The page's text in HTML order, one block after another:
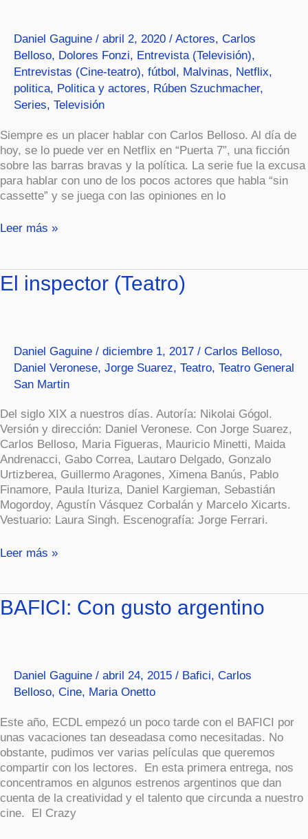
Daniel Gaguine / abril 2, 2020 / Actores, Carlos
Belloso, Dolores Fonzi, Entrevista (Televisión),
Entrevistas (Cine-teatro), fútbol , Malvinas, Netflix,
politica, Politica y actores, Rúben Szuchmacher,
Series, Televisión
Siempre es un placer hablar con Carlos Belloso. Al día de
hoy, se lo puede ver en Netflix en “Puerta 7”, una ficción
sobre las barras bravas y la política. La serie fue la excusa
para hablar con uno de los pocos actores que habla “sin
cassette” y se juega con las opiniones en lo
malos”
Leer más »
El inspector (Teatro)
Daniel Gaguine / diciembre 1, 2017 / Carlos Belloso,
Daniel Veronese, Jorge Suarez, Teatro, Teatro General
San Martin
Del siglo XIX a nuestros días. Autoría: Nikolai Gógol.
Versión y dirección: Daniel Veronese. Con Jorge Suarez,
Carlos Belloso, Maria Figueras, Mauricio Minetti, Maida
Andrenacci, Gabo Correa, Lautaro Delgado, Gonzalo
Urtizberea, Guillermo Aragones, Ximena Banús, Pablo
Finamore, Paula Ituriza, Daniel Kargieman, Sebastián
Mogordoy, Agustín Vásquez Corbalán y Marcelo Xicarts.
Vestuario: Laura Singh. Escenografía: Jorge Ferrari.
El
inspector
Leer más »
BAFICI: Con gusto argentino
Daniel Gaguine / abril 24, 2015 / Bafici, Carlos
Belloso, Cine, Maria Onetto
Este año, ECDL empezó un poco tarde con el BAFICI por
unas vacaciones tan deseadasa como necesitadas. No
obstante, pudimos ver varias películas que queremos
compartir con los lectores. En esta primera entrega, nos
concentramos en algunos estrenos argentinos que dan
cuenta de la creatividad y el talento que circunda a nuestro
cine. El Crazy
BAFICI:
Con